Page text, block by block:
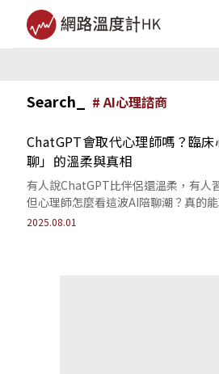
Search_ #AI心理諮商
ChatGPT會取代心理師嗎？臨
聊」的溫柔與真相
有人說ChatGPT比伴侶還溫柔，有人
但心理師怎麼看這波AI陪聊潮？真的
2025.08.01